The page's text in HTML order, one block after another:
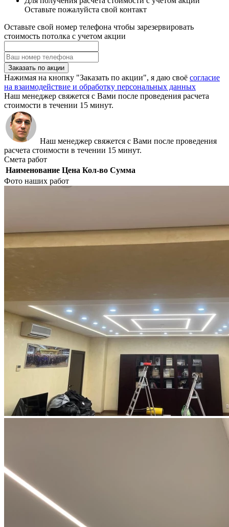
Оставьте пожалуйста свой контакт
Оставьте свой номер телефона чтобы зарезервировать
стоимость потолка с учетом акции
Заказать по акции
Нажимая на кнопку "Заказать по акции", я даю своё согласие
на взаимодействие и обработку персональных данных
Наш менеджер свяжется с Вами после проведения расчета
стоимости в течении 15 минут.
Наш менеджер свяжется с Вами после проведения
расчета стоимости в течении 15 минут.
Смета работ
Наименование Цена Кол-во Сумма
Фото наших работ